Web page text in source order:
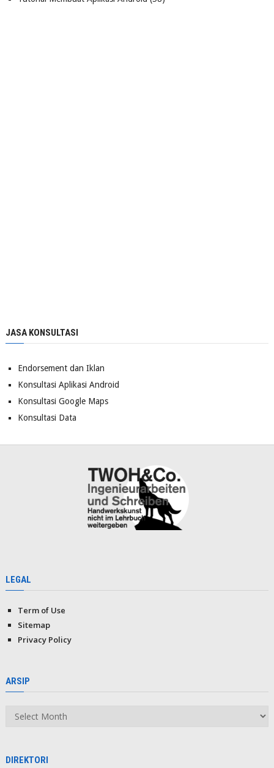
JASA KONSULTASI
Endorsement dan Iklan
Konsultasi Aplikasi Android
Konsultasi Google Maps
Konsultasi Data
LEGAL
Term of Use
Sitemap
Privacy Policy
ARSIP
Arsip
DIREKTORI